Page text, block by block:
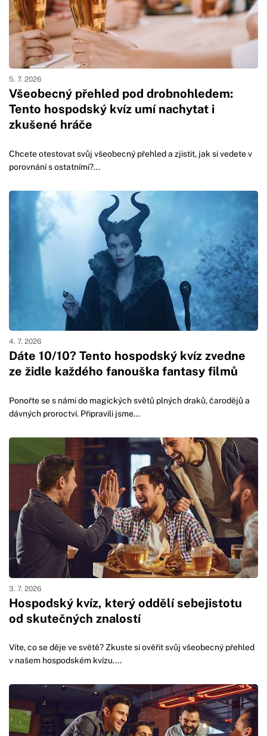
Všeobecný přehled pod drobnohledem:
Tento hospodský kvíz umí nachytat i
zkušené hráče
5. 7. 2026
Chcete otestovat svůj všeobecný přehled a zjistit, jak si vedete v
porovnání s ostatními?...
Dáte 10/10? Tento hospodský kvíz zvedne
ze židle každého fanouška fantasy filmů
4. 7. 2026
Ponořte se s námi do magických světů plných draků, čarodějů a
dávných proroctví. Připravili jsme...
Hospodský kvíz, který oddělí sebejistotu
od skutečných znalostí
3. 7. 2026
Víte, co se děje ve světě? Zkuste si ověřit svůj všeobecný přehled
v našem hospodském kvízu....